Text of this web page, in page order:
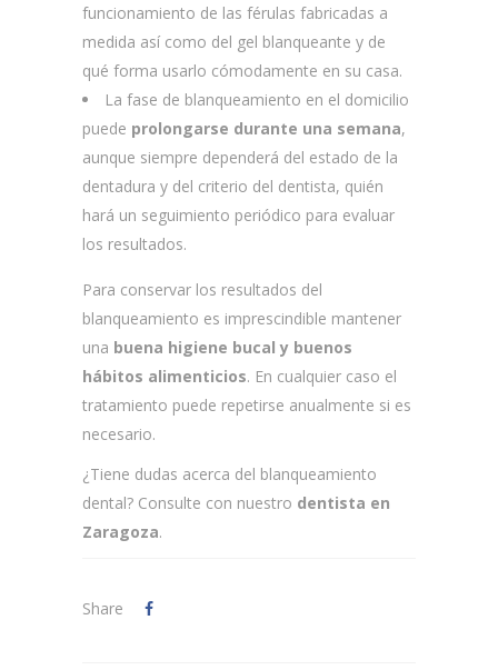
funcionamiento de las férulas fabricadas a
medida así como del gel blanqueante y de
qué forma usarlo cómodamente en su casa.
La fase de blanqueamiento en el domicilio
puede prolongarse durante una semana,
aunque siempre dependerá del estado de la
dentadura y del criterio del dentista, quién
hará un seguimiento periódico para evaluar
los resultados.
Para conservar los resultados del
blanqueamiento es imprescindible mantener
una buena higiene bucal y buenos
hábitos alimenticios. En cualquier caso el
tratamiento puede repetirse anualmente si es
necesario.
¿Tiene dudas acerca del blanqueamiento
dental? Consulte con nuestro dentista en
Zaragoza.
Share